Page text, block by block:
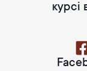
курсі